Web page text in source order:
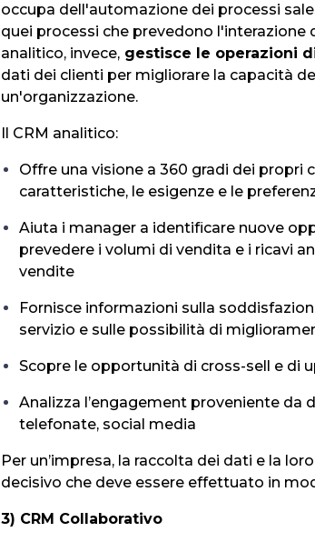
occupa dell'automazione dei processi
quei processi che prevedono l'interazione
analitico, invece, gestisce le operazioni
dati dei clienti per migliorare la capacità
un'organizzazione.
Il CRM analitico:
Offre una visione a 360 gradi dei propri
caratteristiche, le esigenze e le
Aiuta i manager a identificare nuove
prevedere i volumi di vendita e i ricavi
vendite
Fornisce informazioni sulla
servizio e sulle possibilità di
Scopre le opportunità di cross-sell e di
Analizza l’engagement proveniente da
telefonate, social media
Per un’impresa, la raccolta dei dati e la
decisivo che deve essere effettuato in
3) CRM Collaborativo